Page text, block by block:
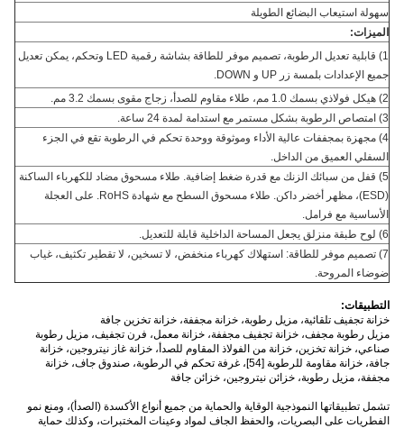
سهولة استيعاب البضائع الطويلة
الميزات:
1) قابلية تعديل الرطوبة، تصميم موفر للطاقة بشاشة رقمية LED وتحكم، يمكن تعديل
جميع الإعدادات بلمسة زر UP و DOWN.
4) مجهزة بمجففات عالية الأداء وموثوقة ووحدة تحكم في الرطوبة تقع في الجزء
السفلي العميق من الداخل.
5) قفل من سبائك الزنك مع قدرة ضغط إضافية. طلاء مسحوق مضاد للكهرباء الساكنة
(ESD)، مظهر أخضر داكن. طلاء مسحوق السطح مع شهادة RoHS. على العجلة
الأساسية مع فرامل.
7) تصميم موفر للطاقة: استهلاك كهرباء منخفض، لا تسخين، لا تقطير تكثيف، غياب
ضوضاء المروحة.
التطبيقات:
خزانة تجفيف تلقائية، مزيل رطوبة، خزانة مجففة، خزانة تخزين جافة
مزيل رطوبة مجفف، خزانة تجفيف مجففة، خزانة معمل، فرن تجفيف، مزيل رطوبة
صناعي، خزانة تخزين، خزانة من الفولاذ المقاوم للصدأ، خزانة غاز نيتروجين، خزانة
جافة، خزانة مقاومة للرطوبة [54]، غرفة تحكم في الرطوبة، صندوق جاف، خزانة
مجففة، مزيل رطوبة، خزائن نيتروجين، خزائن جافة
تشمل تطبيقاتها النموذجية الوقاية والحماية من جميع أنواع الأكسدة (الصدأ)، ومنع نمو
الفطريات على البصريات، والحفظ الجاف لمواد وعينات المختبرات، وكذلك حماية